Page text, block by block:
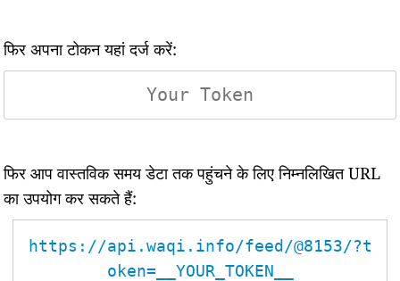
फिर अपना टोकन यहां दर्ज करें:
फिर आप वास्तविक समय डेटा तक पहुंचने के लिए निम्नलिखित URL
का उपयोग कर सकते हैं:
https://api.waqi.info/feed/@8153/?t
oken=__YOUR_TOKEN__